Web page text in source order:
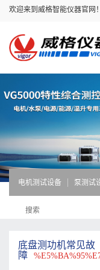
欢迎来到威格智能仪器官网！
电机测试设备 泵测试
底盘测功机常见故
障